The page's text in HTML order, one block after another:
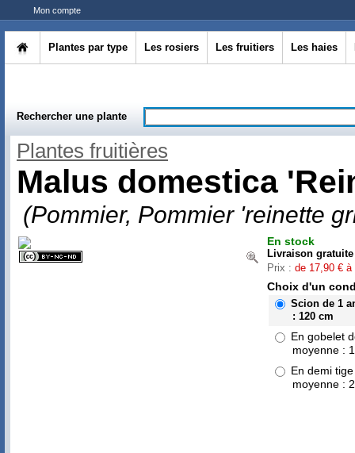
Mon compte
Plantes par type Les rosiers Les fruitiers Les haies
Rechercher une plante
Plantes fruitières
Malus domestica
(Pommier, Pommier 'reinette
En stock
Livraison gratuite
Prix : de 17,90 € à
Choix d'un
Scion de 1
: 120 cm
En gobelet
moyenne :
En demi
moyenne :